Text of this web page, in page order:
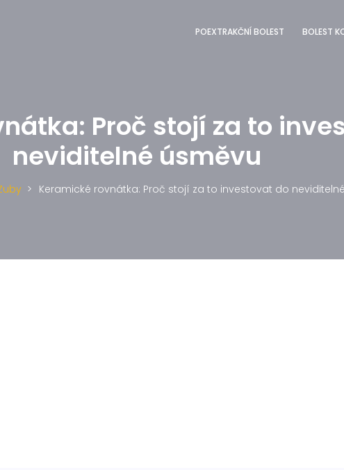
POEXTRAKČNÍ BOLEST BOLEST
Proč stojí za to
neviditelné úsměvu
Keramické rovnátka: Proč stojí za to investovat do